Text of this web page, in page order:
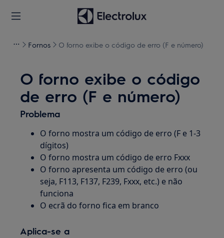
Fornos O forno exibe o código de erro (F e número)
O forno exibe o código
de erro (F e número)
Problema
O forno mostra um código de erro (F e 1-3
dígitos)
O forno mostra um código de erro Fxxx
O forno apresenta um código de erro (ou
seja, F113, F137, F239, Fxxx, etc.) e não
funciona
O ecrã do forno fica em branco
Aplica-se a